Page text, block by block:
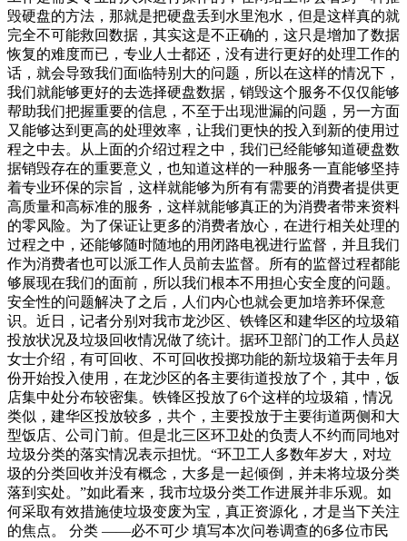
毁硬盘的方法，那就是把硬盘丢到水里泡水，但是这样真的就
完全不可能救回数据，其实这是不正确的，这只是增加了数据
恢复的难度而已，专业人士都还，没有进行更好的处理工作的
话，就会导致我们面临特别大的问题，所以在这样的情况下，
我们就能够更好的去选择硬盘数据，销毁这个服务不仅仅能够
帮助我们把握重要的信息，不至于出现泄漏的问题，另一方面
又能够达到更高的处理效率，让我们更快的投入到新的使用过
程之中去。从上面的介绍过程之中，我们已经能够知道硬盘数
据销毁存在的重要意义，也知道这样的一种服务一直能够坚持
着专业环保的宗旨，这样就能够为所有有需要的消费者提供更
高质量和高标准的服务，这样就能够真正的为消费者带来资料
的零风险。为了保证让更多的消费者放心，在进行相关处理的
过程之中，还能够随时随地的用闭路电视进行监督，并且我们
作为消费者也可以派工作人员前去监督。所有的监督过程都能
够展现在我们的面前，所以我们根本不用担心安全度的问题。
安全性的问题解决了之后，人们内心也就会更加培养环保意
识。近日，记者分别对我市龙沙区、铁锋区和建华区的垃圾箱
投放状况及垃圾回收情况做了统计。据环卫部门的工作人员赵
女士介绍，有可回收、不可回收投掷功能的新垃圾箱于去年月
份开始投入使用，在龙沙区的各主要街道投放了个，其中，饭
店集中处分布较密集。铁锋区投放了6个这样的垃圾箱，情况
类似，建华区投放较多，共个，主要投放于主要街道两侧和大
型饭店、公司门前。但是北三区环卫处的负责人不约而同地对
垃圾分类的落实情况表示担忧。“环卫工人多数年岁大，对垃
圾的分类回收并没有概念，大多是一起倾倒，并未将垃圾分类
落到实处。”如此看来，我市垃圾分类工作进展并非乐观。如
何采取有效措施使垃圾变废为宝，真正资源化，才是当下关注
的焦点。 分类 ——必不可少 填写本次问卷调查的6多位市民